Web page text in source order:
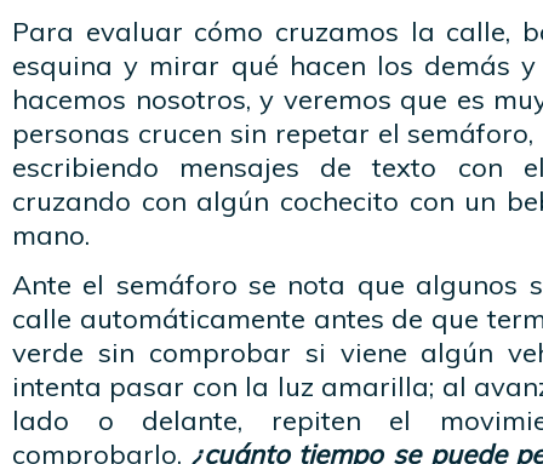
Para evaluar cómo cruzamos la calle,
esquina y mirar qué hacen los demás
hacemos nosotros, y veremos que es
personas crucen sin repetar el
escribiendo mensajes de texto con
cruzando con algún cochecito con un
mano.
Ante el semáforo se nota que algunos
calle automáticamente antes de que
verde sin comprobar si viene algún
intenta pasar con la luz amarilla; al
lado o delante, repiten el
comprobarlo. ¿cuánto tiempo se puede